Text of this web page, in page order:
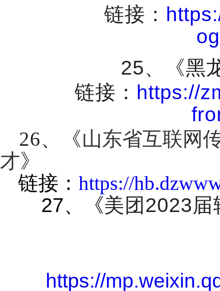
链接：
25、《黑
链接： https://
26、《山东省互联网
才》
链接： https://
27、《美团 2023届
https://